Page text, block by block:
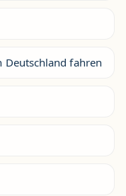
Deutschland fahren